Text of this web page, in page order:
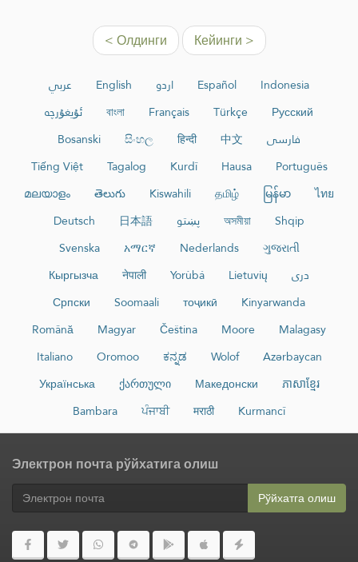
< Олдинги Кейинги >
عربي English اردو Español
Indonesia
ئۇيغۇرچە
বাংলা Français Türkçe
Русский
Bosanski
සිංහල हिन्दी 中文
فارسی
Tiếng Việt
Tagalog Kurdî Hausa
Português
മലയാളം
తెలుగు Kiswahili தமிழ் မြန်မာ
ไทย
Deutsch
日本語 پښتو অসমীয়া
Shqip
Svenska
አማርኛ Nederlands
ગુજરાતી
Кыргызча
नेपाली Yorùbá Lietuvių
دری
Српски
Soomaali тоҷикӣ
Kinyarwanda
Română
Magyar Čeština Moore
Malagasy
Italiano
Oromoo ಕನ್ನಡ Wolof
Azərbaycan
Українська
ქართული Македонски
ភាសាខ្មែរ
Bambara
ਪੰਜਾਬੀ मराठी Kurmancî
Электрон почта рўйхатига олиш
Рўйхатга олиш